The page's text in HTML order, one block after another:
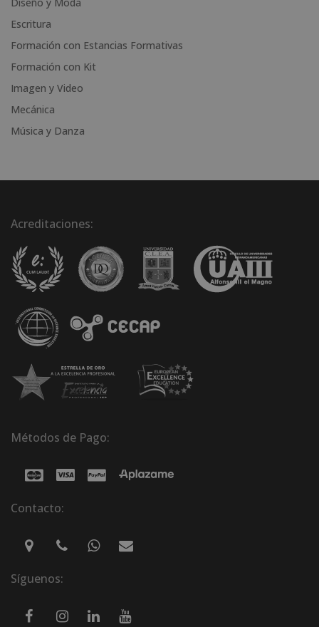
e
:Escritura
Formación con Estancias Formativas
Formación con Kit
Imagen y Video
Mecánica
Música y Danza
Acreditaciones:
Métodos de Pago:
Contacto:
Síguenos: